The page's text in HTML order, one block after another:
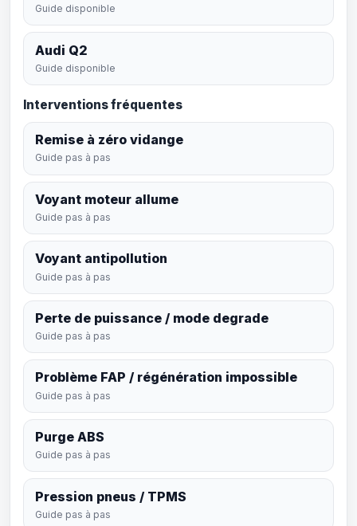
Guide disponible
Audi Q2
Guide disponible
Interventions fréquentes
Remise à zéro vidange
Guide pas à pas
Voyant moteur allume
Guide pas à pas
Voyant antipollution
Guide pas à pas
Perte de puissance / mode degrade
Guide pas à pas
Problème FAP / régénération impossible
Guide pas à pas
Purge ABS
Guide pas à pas
Pression pneus / TPMS
Guide pas à pas